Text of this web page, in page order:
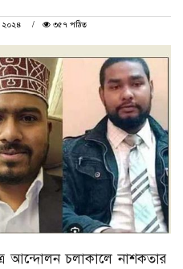
২০২৪
৩৫৭ পঠিত
আন্দোলন চলাকালে নাশকতার